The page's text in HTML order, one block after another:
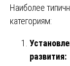
Наиболее
категориям:
развития: